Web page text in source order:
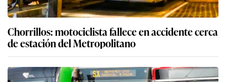
Chorrillos: motociclista fallece en accidente cerca
de estación del Metropolitano